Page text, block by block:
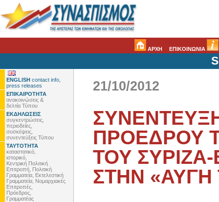
ΑΡΧΗ ΕΠΙΚΟΙΝΩΝΙΑ
ENGLISH contact info,
press releases
ΕΠΙΚΑΙΡΟΤΗΤΑ
ανακοινώσεις &
δελτία Τύπου
ΕΚΔΗΛΩΣΕΙΣ
συγκεντρώσεις,
περιοδείες,
συσκέψεις,
συνεντεύξεις Τύπου
ΤΑΥΤΟΤΗΤΑ
καταστατικό,
ιστορικό,
Κεντρική Πολιτική
Επιτροπή, Πολιτική
Γραμματεία, Εκτελεστική
Γραμματεία, Νομαρχιακές
Επιτροπές,
Πρόεδρος,
Γραμματέας
21/10/2012
ΠΡΟΕΔΡΟΥ
ΤΟΥ
ΣΤΗΝ «ΑΥΓΗ